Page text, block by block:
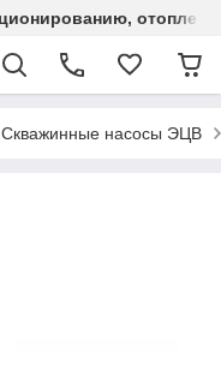
Скважинные насосы ЭЦВ